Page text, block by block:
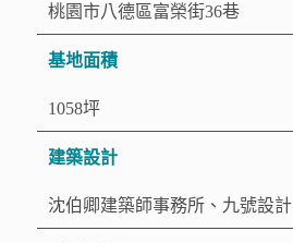
桃園市八德區富榮街36巷
基地面積
1058坪
建築設計
沈伯卿建築師事務所、九號設計